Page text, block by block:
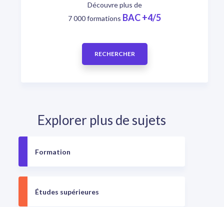
Découvre plus de
7 000 formations BAC +4/5
RECHERCHER
Explorer plus de sujets
Formation
Études supérieures